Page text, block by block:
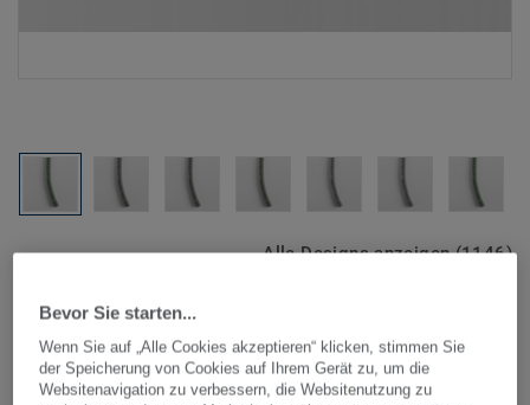
Alle Designs anzeigen (1146)
Tarkett Zubehör Komplettsortiment
Schweißschnur für PVC-Böden
- Multicolour LIGHT GREEN
Bevor Sie starten...
Wenn Sie auf „Alle Cookies akzeptieren“ klicken, stimmen Sie
der Speicherung von Cookies auf Ihrem Gerät zu, um die
Websitenavigation zu verbessern, die Websitenutzung zu